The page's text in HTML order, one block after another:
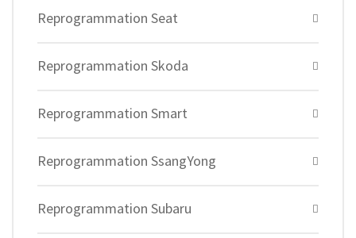
Reprogrammation Seat
Reprogrammation Skoda
Reprogrammation Smart
Reprogrammation SsangYong
Reprogrammation Subaru